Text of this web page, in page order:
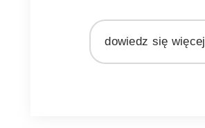
dowiedz się więcej